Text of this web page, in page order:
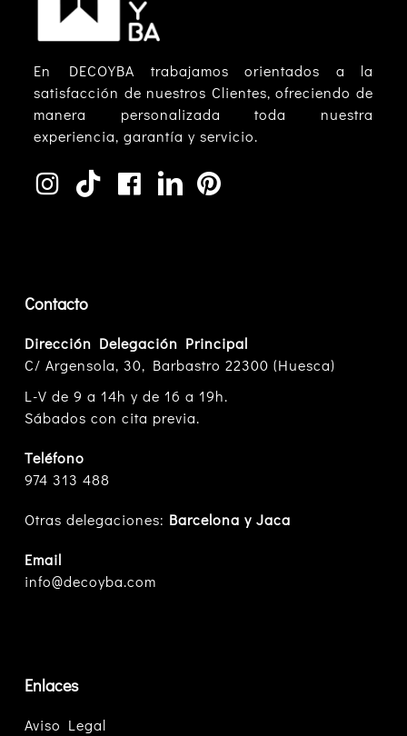
En DECOYBA trabajamos orientados a la
satisfacción de nuestros Clientes, ofreciendo de
manera personalizada toda nuestra
experiencia, garantía y servicio.
Contacto
Dirección Delegación Principal
C/ Argensola, 30, Barbastro 22300 (Huesca)
L-V de 9 a 14h y de 16 a 19h.
Sábados con cita previa.
Teléfono
974 313 488
Otras delegaciones: Barcelona y Jaca
Email
info@decoyba.com
Enlaces
Aviso Legal